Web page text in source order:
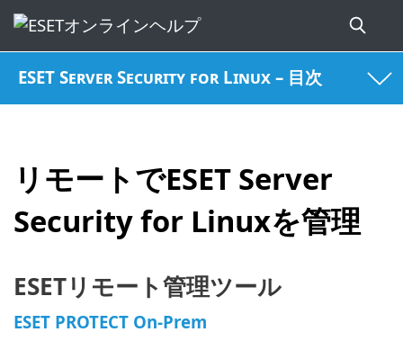
ESET Server Security for Linux – 目次
リモートでESET Server
Security for Linuxを管理
ESETリモート管理ツール
ESET PROTECT On-Prem